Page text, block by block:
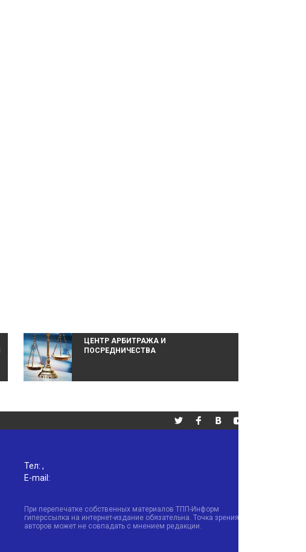
ЦЕНТР АРБИТРАЖА И
ПОСРЕДНИЧЕСТВА
Тел: ,
E-mail:
При перепечатке собственных материалов ТПП-Информ
гиперссылка на интернет-издание обязательна. Точка зрения
авторов может не совпадать с мнением редакции.